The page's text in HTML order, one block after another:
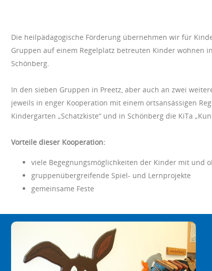
Die heilpädagogische Förderung übernehmen wir für
Gruppen auf einem Regelplatz betreuten Kinder wohnen
Schönberg.
In den sieben Gruppen in Preetz, aber auch an zwei
jeweils in enger Kooperation mit einem ortsansässigen
Kindergarten „Schatzkiste“ und in Schönberg die KiTa
Vorteile dieser Kooperation:
viele Begegnungsmöglichkeiten der Kinder mit und
gruppenübergreifende Spiel- und Lernprojekte
gemeinsame Feste